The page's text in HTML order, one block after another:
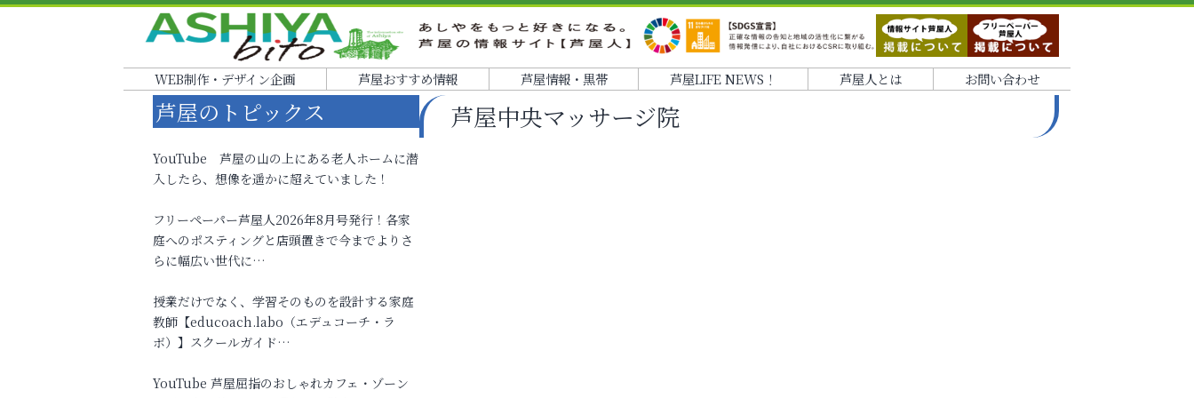
WEB制作・デザイン企画 芦屋おすすめ情報 芦屋情報・黒帯 芦屋LIFE NEWS！ 芦屋人とは お問い合わせ
芦屋中央マッサージ院
芦屋のトピックス
YouTube 芦屋の山の上にある老人ホームに潜
入したら、想像を遥かに超えていました！
フリーペーパー芦屋人2026年8月号発行！各家
庭へのポスティングと店頭置きで今までよりさ
らに幅広い世代に…
授業だけでなく、学習そのものを設計する家庭
教師【educoach.labo（エデュコーチ・ラ
ボ）】スクールガイド…
YouTube 芦屋屈指のおしゃれカフェ・ゾーン